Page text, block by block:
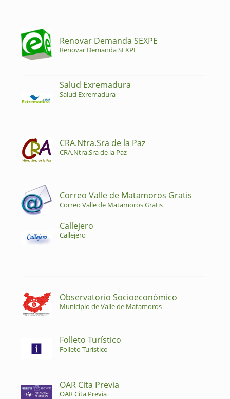
Renovar Demanda SEXPE
Renovar Demanda SEXPE
Salud Exremadura
Salud Exremadura
CRA.Ntra.Sra de la Paz
CRA.Ntra.Sra de la Paz
Correo Valle de Matamoros Gratis
Correo Valle de Matamoros Gratis
Callejero
Callejero
Observatorio Socioeconómico
Municipio de Valle de Matamoros
Folleto Turístico
Folleto Turístico
OAR Cita Previa
OAR Cita Previa